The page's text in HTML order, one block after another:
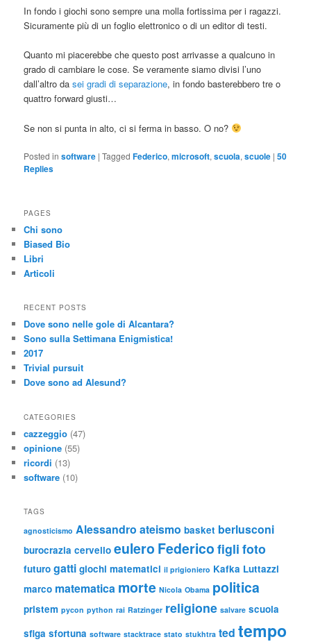
In fondo i giochi sono sempre una molla fortissima per i ragazzi.
Sicuramente più di un foglio elettronico o di un editor di testi.
Quanto mi piacerebbe che questo post arrivasse a qualcuno in
grado di cambiare le cose. Se veramente siamo divisi l’uno
dall’altro dasei gradi di separazione, in fondo basterebbero tre o
quattro forward giusti…
Se non si punta in alto, ci si ferma in basso. O no?
Posted in software |Tagged Federico,microsoft,scuola,scuole |50
Replies
PAGES
Chi sono
Biased Bio
Libri
Articoli
RECENT POSTS
Dove sono nelle gole di Alcantara?
Sono sulla Settimana Enigmistica!
2017
Trivial pursuit
Dove sono ad Alesund?
CATEGORIES
cazzeggio (47)
opinione (55)
ricordi (13)
software (10)
TAGS
agnosticismo Alessandro ateismo basket berlusconi
burocrazia cervello eulero Federico figli foto
futuro gatti giochi matematici il prigioniero Kafka Luttazzi
marco matematica morte Nicola Obama politica
pristem pycon python rai Ratzinger religione salvare scuola
sfiga sfortuna software stacktrace stato stukhtra ted tempo